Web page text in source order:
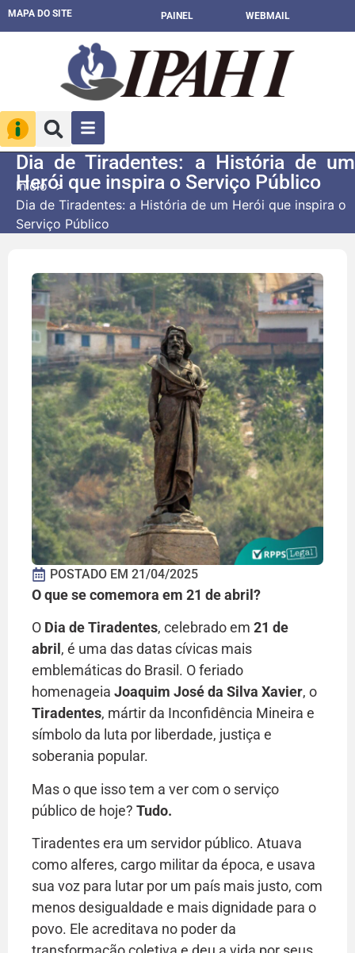
MAPA DO SITE PAINEL WEBMAIL
Dia de Tiradentes: a História de um
Herói que inspira o Serviço Público
Início
Dia de Tiradentes: a História de um Herói que inspira o
Serviço Público
POSTADO EM 21/04/2025
O que se comemora em 21 de abril?
O Dia de Tiradentes, celebrado em 21 de
abril , é uma das datas cívicas mais
emblemáticas do Brasil. O feriado
homenageia Joaquim José da Silva Xavier, o
Tiradentes, mártir da Inconfidência Mineira e
símbolo da luta por liberdade, justiça e
soberania popular.
Mas o que isso tem a ver com o serviço
público de hoje? Tudo.
Tiradentes era um servidor público. Atuava
como alferes, cargo militar da época, e usava
sua voz para lutar por um país mais justo, com
menos desigualdade e mais dignidade para o
povo. Ele acreditava no poder da